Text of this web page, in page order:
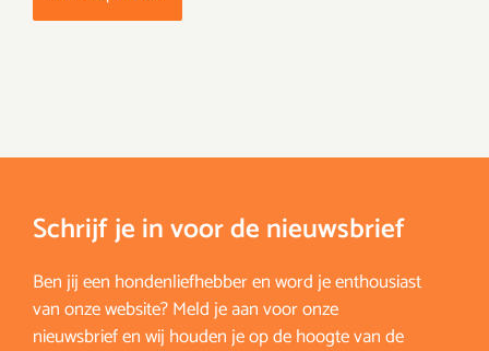
Schrijf je in voor de nieuwsbrief
Ben jij een hondenliefhebber en word je enthousiast
van onze website? Meld je aan voor onze
nieuwsbrief en wij houden je op de hoogte van de